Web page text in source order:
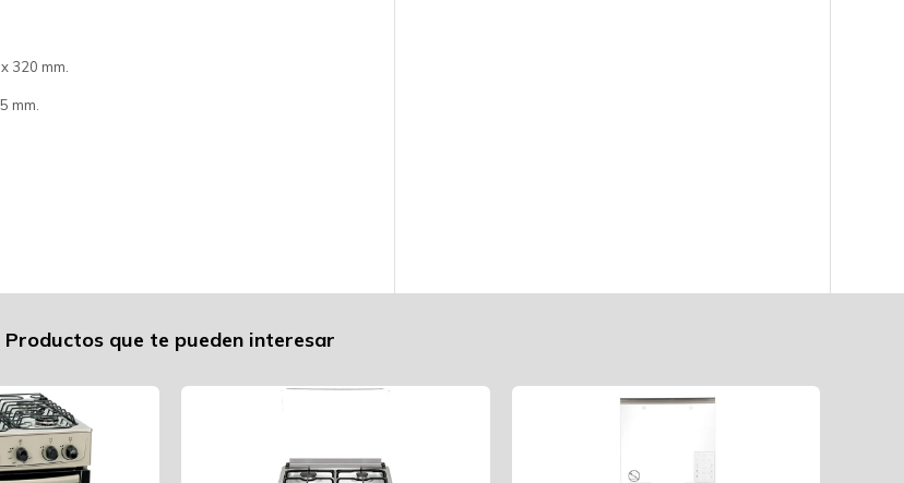
320 mm.
mm.
Productos que te pueden interesar